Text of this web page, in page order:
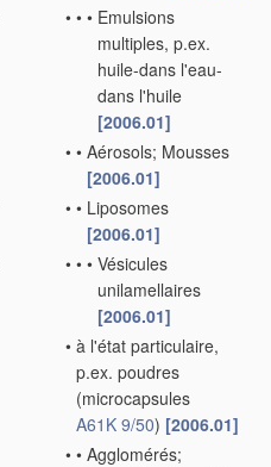
• • • Emulsions
multiples, p.ex.
huile-dans l'eau-
dans l'huile
[2006.01]
• • Aérosols; Mousses
[2006.01]
• • Liposomes
[2006.01]
• • • Vésicules
unilamellaires
[2006.01]
• à l'état particulaire,
p.ex. poudres
(microcapsules
A61K 9/50) [2006.01]
• • Agglomérés;